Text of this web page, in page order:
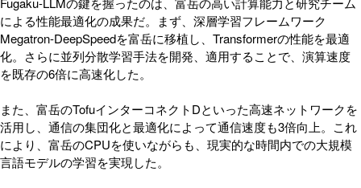
による性能最適化の成果だ。まず、深層学習フレームワーク
Megatron-DeepSpeedを富岳に移植し、Transformerの性能を最適
化。さらに並列分散学習手法を開発、適用することで、演算速度
を既存の6倍に高速化した。
また、富岳のTofuインターコネクトDといった高速ネットワークを
活用し、通信の集団化と最適化によって通信速度も3倍向上。これ
により、富岳のCPUを使いながらも、現実的な時間内での大規模
言語モデルの学習を実現した。